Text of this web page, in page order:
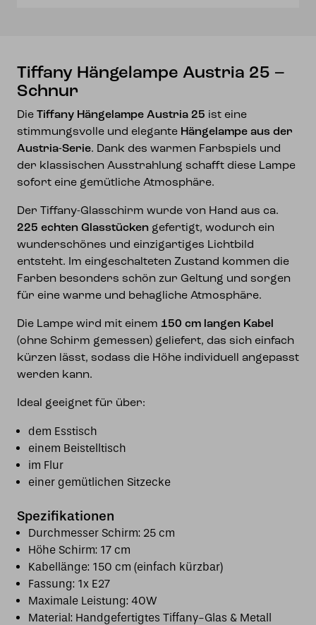
Tiffany Hängelampe Austria 25 –
Schnur
Die Tiffany Hängelampe Austria 25 ist eine
stimmungsvolle und elegante Hängelampe aus der
Austria-Serie. Dank des warmen Farbspiels und
der klassischen Ausstrahlung schafft diese Lampe
sofort eine gemütliche Atmosphäre.
Der Tiffany-Glasschirm wurde von Hand aus ca.
225 echten Glasstücken gefertigt, wodurch ein
wunderschönes und einzigartiges Lichtbild
entsteht. Im eingeschalteten Zustand kommen die
Farben besonders schön zur Geltung und sorgen
für eine warme und behagliche Atmosphäre.
Die Lampe wird mit einem 150 cm langen Kabel
(ohne Schirm gemessen) geliefert, das sich einfach
kürzen lässt, sodass die Höhe individuell angepasst
werden kann.
Ideal geeignet für über:
dem Esstisch
einem Beistelltisch
im Flur
einer gemütlichen Sitzecke
Spezifikationen
Durchmesser Schirm: 25 cm
Höhe Schirm: 17 cm
Kabellänge: 150 cm (einfach kürzbar)
Fassung: 1x E27
Maximale Leistung: 40W
Material: Handgefertigtes Tiffany-Glas & Metall